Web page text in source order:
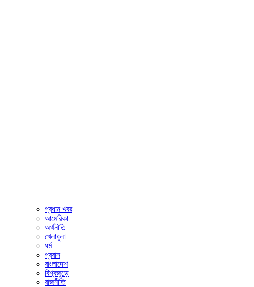
প্রধান খবর
আমেরিকা
অর্থনীতি
খেলাধুলা
ধর্ম
প্রবাস
বাংলাদেশ
বিশ্বজুড়ে
রাজনীতি